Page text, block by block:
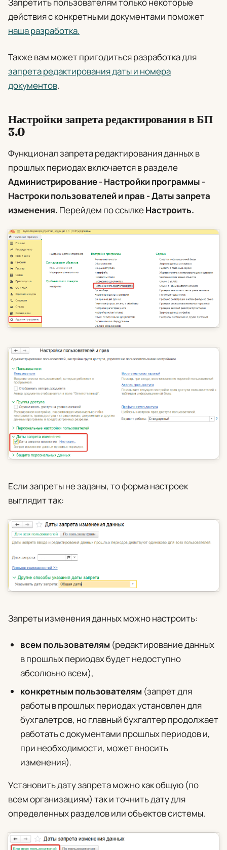
действия с конкретными документами поможет
наша разработка.
Также вам может пригодиться разработка для
запрета редактирования даты и номера
документов.
Настройки запрета редактирования в БП
3.0
Функционал запрета редактирования данных в
прошлых периодах включается в разделе
Администрирование - Настройки программы -
Настроки пользователей и прав - Даты запрета
изменения. Перейдем по ссылкеНастроить.
Если запреты не заданы, то форма настроек
выглядит так:
Запреты изменения данных можно настроить:
всем пользователям (редактирование данных
в прошлых периодах будет недоступно
абсолюьно всем),
конкретным пользователям (запрет для
работы в прошлых периодах установлен для
бухгалетров, но главный бухгалтер продолжает
работать с документами прошлых периодов и,
при необходимости, может вносить
изменения).
Установить дату запрета можно как общую (по
всем организациям) так и точнить дату для
определенных разделов или объектов системы.